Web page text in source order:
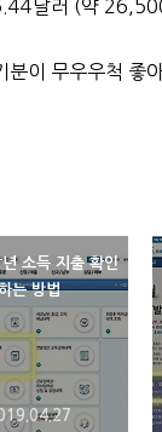
달러 (약
이 무우우척 좋
소득 지출 확인
는 방법